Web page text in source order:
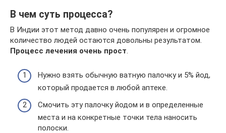
В чем суть процесса?
В Индии этот метод давно очень популярен и огромное
количество людей остаются довольны результатом.
Процесс лечения очень прост
Нужно взять обычную ватную палочку и 5% йод,
который продается в любой аптеке.
Смочить эту палочку йодом и в определенные
места и на конкретные точки тела наносить
полоски.